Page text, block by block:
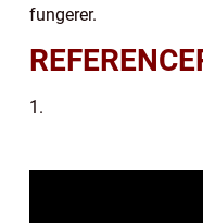
fungerer.
1.